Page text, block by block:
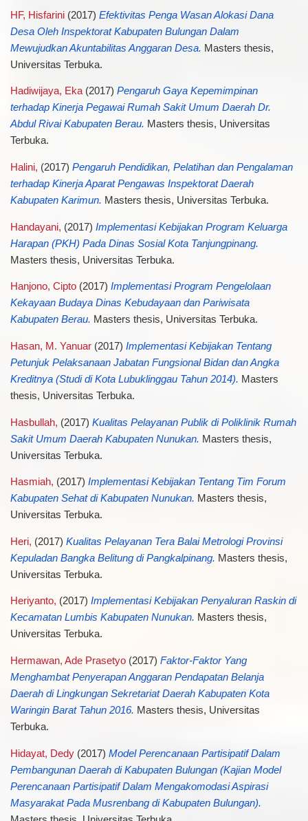
HF, Hisfarini(2017) Efektivitas Penga Wasan Alokasi Dana
Desa Oleh Inspektorat Kabupaten Bulungan Dalam
Mewujudkan Akuntabilitas Anggaran Desa. Masters thesis,
Universitas Terbuka.
Hadiwijaya, Eka(2017) Pengaruh Gaya Kepemimpinan
terhadap Kinerja Pegawai Rumah Sakit Umum Daerah Dr.
Abdul Rivai Kabupaten Berau. Masters thesis, Universitas
Terbuka.
Halini, (2017) Pengaruh Pendidikan, Pelatihan dan Pengalaman
terhadap Kinerja Aparat Pengawas Inspektorat Daerah
Kabupaten Karimun. Masters thesis, Universitas Terbuka.
Handayani, (2017) Implementasi Kebijakan Program Keluarga
Harapan (PKH) Pada Dinas Sosial Kota Tanjungpinang.
Masters thesis, Universitas Terbuka.
Hanjono, Cipto(2017) Implementasi Program Pengelolaan
Kekayaan Budaya Dinas Kebudayaan dan Pariwisata
Kabupaten Berau. Masters thesis, Universitas Terbuka.
Hasan, M. Yanuar(2017) Implementasi Kebijakan Tentang
Petunjuk Pelaksanaan Jabatan Fungsional Bidan dan Angka
Kreditnya (Studi di Kota Lubuklinggau Tahun 2014). Masters
thesis, Universitas Terbuka.
Hasbullah, (2017) Kualitas Pelayanan Publik di Poliklinik Rumah
Sakit Umum Daerah Kabupaten Nunukan. Masters thesis,
Universitas Terbuka.
Hasmiah, (2017) Implementasi Kebijakan Tentang Tim Forum
Kabupaten Sehat di Kabupaten Nunukan. Masters thesis,
Universitas Terbuka.
Heri, (2017) Kualitas Pelayanan Tera Balai Metrologi Provinsi
Kepuladan Bangka Belitung di Pangkalpinang. Masters thesis,
Universitas Terbuka.
Heriyanto, (2017) Implementasi Kebijakan Penyaluran Raskin di
Kecamatan Lumbis Kabupaten Nunukan. Masters thesis,
Universitas Terbuka.
Hermawan, Ade Prasetyo(2017) Faktor-Faktor Yang
Menghambat Penyerapan Anggaran Pendapatan Belanja
Daerah di Lingkungan Sekretariat Daerah Kabupaten Kota
Waringin Barat Tahun 2016. Masters thesis, Universitas
Terbuka.
Hidayat, Dedy(2017) Model Perencanaan Partisipatif Dalam
Pembangunan Daerah di Kabupaten Bulungan (Kajian Model
Perencanaan Partisipatif Dalam Mengakomodasi Aspirasi
Masyarakat Pada Musrenbang di Kabupaten Bulungan).